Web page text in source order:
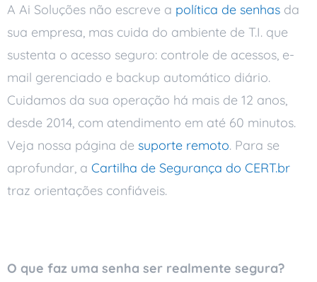
A Ai Soluções não escreve a política de senhas da
sua empresa, mas cuida do ambiente de T.I. que
sustenta o acesso seguro: controle de acessos, e-
mail gerenciado e backup automático diário.
Cuidamos da sua operação há mais de 12 anos,
desde 2014, com atendimento em até 60 minutos.
Veja nossa página de suporte remoto. Para se
aprofundar, a Cartilha de Segurança do CERT.br
traz orientações confiáveis.
O que faz uma senha ser realmente segura?